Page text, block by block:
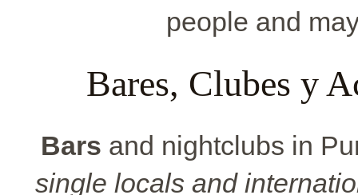
people and
Bares, Clubes y
Bars and nightclubs in
single locals and